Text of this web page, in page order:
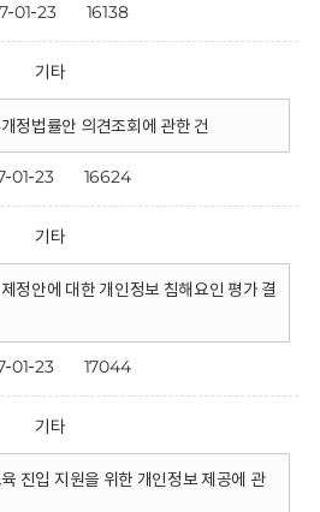
01-23 16138
기타
정법률안 의견조회에 관한 건
01-23 16624
기타
정안에 대한 개인정보 침해요인 평가 결
01-23 17044
기타
진입 지원을 위한 개인정보 제공에 관